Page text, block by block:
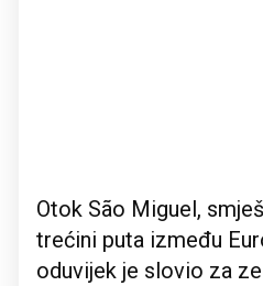
Otok São Miguel,
trećini puta između
oduvijek je slovio za